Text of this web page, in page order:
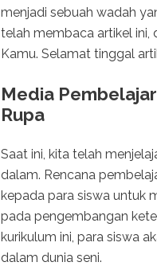
menjadi sebuah wadah
telah membaca artikel
Kamu. Selamat tinggal
Media
Rupa
Saat ini, kita telah
dalam. Rencana
kepada para siswa untuk
pada pengembangan
kurikulum ini, para siswa
dalam dunia seni.